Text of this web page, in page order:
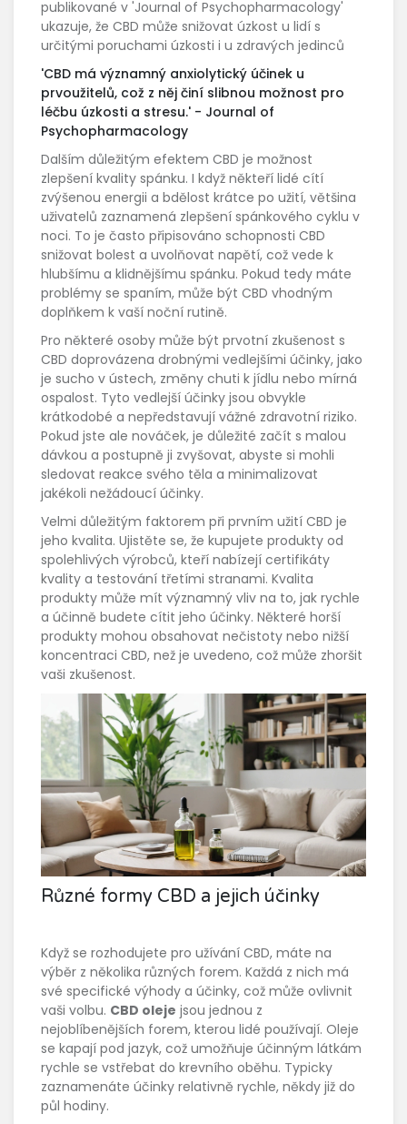
publikované v 'Journal of Psychopharmacology'
ukazuje, že CBD může snižovat úzkost u lidí s
určitými poruchami úzkosti i u zdravých jedinců
'CBD má významný anxiolytický účinek u
prvoužitelů, což z něj činí slibnou možnost pro
léčbu úzkosti a stresu.' - Journal of
Psychopharmacology
Dalším důležitým efektem CBD je možnost
zlepšení kvality spánku. I když někteří lidé cítí
zvýšenou energii a bdělost krátce po užití, většina
uživatelů zaznamená zlepšení spánkového cyklu v
noci. To je často připisováno schopnosti CBD
snižovat bolest a uvolňovat napětí, což vede k
hlubšímu a klidnějšímu spánku. Pokud tedy máte
problémy se spaním, může být CBD vhodným
doplňkem k vaší noční rutině.
Pro některé osoby může být prvotní zkušenost s
CBD doprovázena drobnými vedlejšími účinky, jako
je sucho v ústech, změny chuti k jídlu nebo mírná
ospalost. Tyto vedlejší účinky jsou obvykle
krátkodobé a nepředstavují vážné zdravotní riziko.
Pokud jste ale nováček, je důležité začít s malou
dávkou a postupně ji zvyšovat, abyste si mohli
sledovat reakce svého těla a minimalizovat
jakékoli nežádoucí účinky.
Velmi důležitým faktorem při prvním užití CBD je
jeho kvalita. Ujistěte se, že kupujete produkty od
spolehlivých výrobců, kteří nabízejí certifikáty
kvality a testování třetími stranami. Kvalita
produkty může mít významný vliv na to, jak rychle
a účinně budete cítit jeho účinky. Některé horší
produkty mohou obsahovat nečistoty nebo nižší
koncentraci CBD, než je uvedeno, což může zhoršit
vaši zkušenost.
Různé formy CBD a jejich účinky
Když se rozhodujete pro užívání CBD, máte na
výběr z několika různých forem. Každá z nich má
své specifické výhody a účinky, což může ovlivnit
vaši volbu. CBD oleje jsou jednou z
nejoblíbenějších forem, kterou lidé používají. Oleje
se kapají pod jazyk, což umožňuje účinným látkám
rychle se vstřebat do krevního oběhu. Typicky
zaznamenáte účinky relativně rychle, někdy již do
půl hodiny.